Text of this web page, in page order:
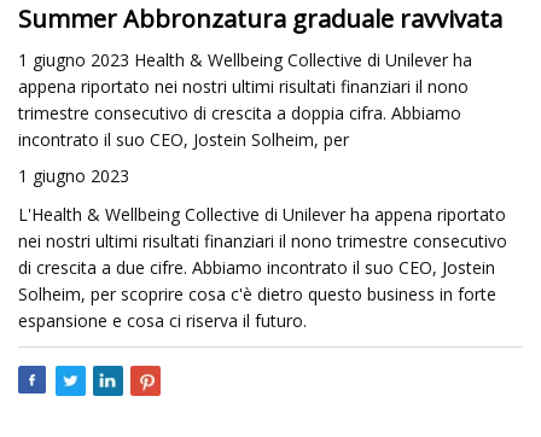
Summer Abbronzatura graduale ravvivata
1 giugno 2023 Health & Wellbeing Collective di Unilever ha
appena riportato nei nostri ultimi risultati finanziari il nono
trimestre consecutivo di crescita a doppia cifra. Abbiamo
incontrato il suo CEO, Jostein Solheim, per
1 giugno 2023
L'Health & Wellbeing Collective di Unilever ha appena riportato
nei nostri ultimi risultati finanziari il nono trimestre consecutivo
di crescita a due cifre. Abbiamo incontrato il suo CEO, Jostein
Solheim, per scoprire cosa c'è dietro questo business in forte
espansione e cosa ci riserva il futuro.